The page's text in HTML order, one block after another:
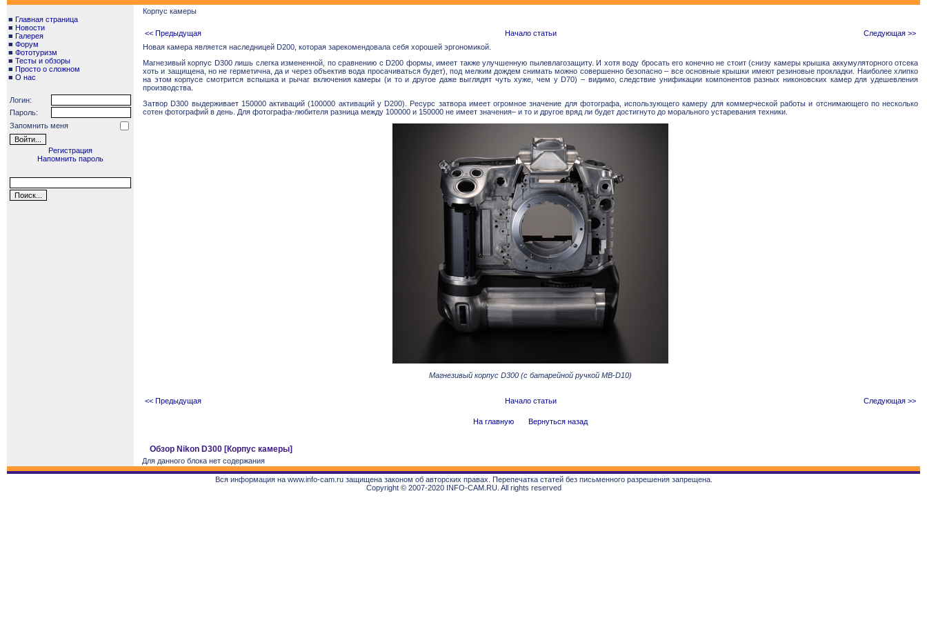
■ Главная страница
■ Новости
■ Галерея
■ Форум
■ Фототуризм
■ Тесты и обзоры
■ Просто о сложном
■ О нас
Логин:
Пароль:
Запомнить меня
Регистрация
Напомнить пароль
Корпус камеры
<< Предыдущая Начало статьи
Следующая >>
Новая камера является наследницей D200, которая зарекомендовала себя хорошей эргономикой.
Магнезивый корпус D300 лишь слегка измененной, по сравнению с D200 формы, имеет также улучшенную пылевлагозащиту. И хотя воду бросать его конечно не стоит (снизу камеры крышка аккумуляторного отсека
хоть и защищена, но не герметична, да и через объектив вода просачиваться будет), под мелким дождем снимать можно совершенно безопасно – все основные крышки имеют резиновые прокладки. Наиболее хлипко
на этом корпусе смотрится вспышка и рычаг включения камеры (и то и другое даже выглядят чуть хуже, чем у D70) – видимо, следствие унификации компонентов разных никоновских камер для удешевления
производства.
Затвор D300 выдерживает 150000 активаций (100000 активаций у D200). Ресурс затвора имеет огромное значение для фотографа, использующего камеру для коммерческой работы и отснимающего по несколько
сотен фотографий в день. Для фотографа-любителя разница между 100000 и 150000 не имеет значения– и то и другое вряд ли будет достигнуто до морального устаревания техники.
Магнезивый корпус D300 (с батарейной ручкой MB-D10)
<< Предыдущая Начало статьи Следующая >>
На главную Вернуться назад
Обзор Nikon D300 [Корпус камеры]
Для данного блока нет содержания
Вся информация на www.info-cam.ru защищена законом об авторских правах. Перепечатка статей без письменного разрешения запрещена.
Copyright © 2007-2020 INFO-CAM.RU. All rights reserved